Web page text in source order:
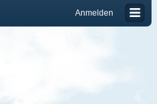
Anmelden